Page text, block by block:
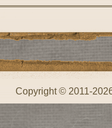
Copyright © 2011-